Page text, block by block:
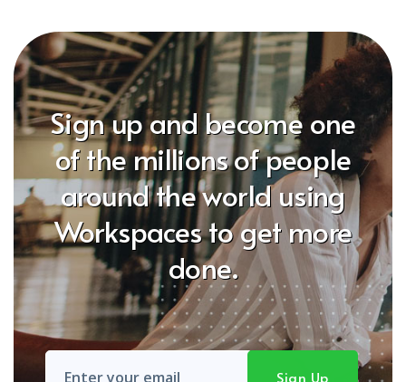
Sign up and become one
of the millions of people
around the world using
Workspaces to get more
done.